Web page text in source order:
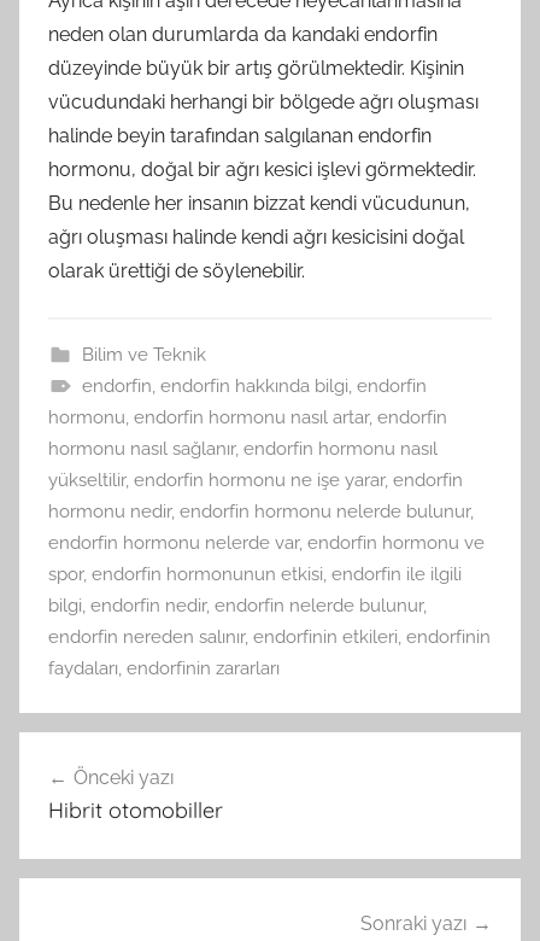
neden olan durumlarda da kandaki endorfin
düzeyinde büyük bir artış görülmektedir. Kişinin
vücudundaki herhangi bir bölgede ağrı oluşması
halinde beyin tarafından salgılanan endorfin
hormonu, doğal bir ağrı kesici işlevi görmektedir.
Bu nedenle her insanın bizzat kendi vücudunun,
ağrı oluşması halinde kendi ağrı kesicisini doğal
olarak ürettiği de söylenebilir.
Bilim ve Teknik
endorfin, endorfin hakkında bilgi, endorfin
hormonu, endorfin hormonu nasıl artar, endorfin
hormonu nasıl sağlanır, endorfin hormonu nasıl
yükseltilir, endorfin hormonu ne işe yarar, endorfin
hormonu nedir, endorfin hormonu nelerde bulunur,
endorfin hormonu nelerde var, endorfin hormonu ve
spor, endorfin hormonunun etkisi, endorfin ile ilgili
bilgi, endorfin nedir, endorfin nelerde bulunur,
endorfin nereden salınır, endorfinin etkileri, endorfinin
faydaları, endorfinin zararları
gezinmesi
Önceki yazı
Hibrit otomobiller
Sonraki yazı